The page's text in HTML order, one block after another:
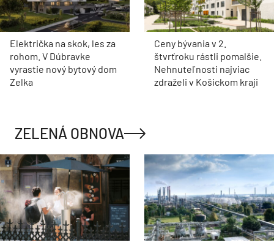
Električka na skok, les za
rohom. V Dúbravke
vyrastie nový bytový dom
Zelka
Ceny bývania v 2.
štvrťroku rástli pomalšie.
Nehnuteľnosti najviac
zdraželi v Košickom kraji
ZELENÁ OBNOVA